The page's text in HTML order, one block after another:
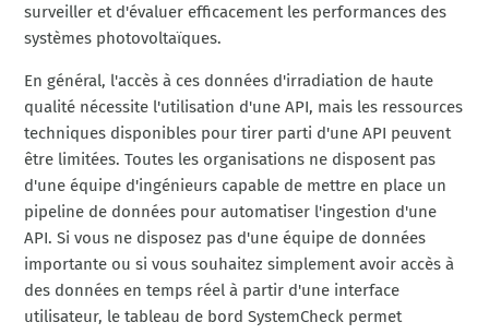
surveiller et d'évaluer efficacement les performances des
systèmes photovoltaïques.
En général, l'accès à ces données d'irradiation de haute
qualité nécessite l'utilisation d'une API, mais les ressources
techniques disponibles pour tirer parti d'une API peuvent
être limitées. Toutes les organisations ne disposent pas
d'une équipe d'ingénieurs capable de mettre en place un
pipeline de données pour automatiser l'ingestion d'une
API. Si vous ne disposez pas d'une équipe de données
importante ou si vous souhaitez simplement avoir accès à
des données en temps réel à partir d'une interface
utilisateur, le tableau de bord SystemCheck permet